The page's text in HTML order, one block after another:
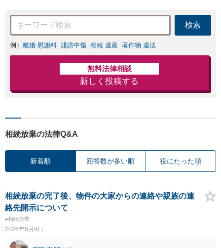
検索
例） 離婚 慰謝料 誹謗中傷 相続 遺産 著作物 違法
無料法律相談
新しく投稿する
相続放棄の法律Q&A
新着順 回答数が多い順 役にたった順
相続放棄の完了後、物件の大家からの連絡や親族の連
絡先開示について
#相続放棄
2026年8月9日